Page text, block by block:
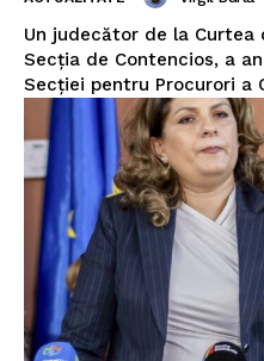
Un judecător de la Curtea
Secția de Contencios, a
Secției pentru Procurori a